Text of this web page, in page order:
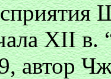
XII в.
автор